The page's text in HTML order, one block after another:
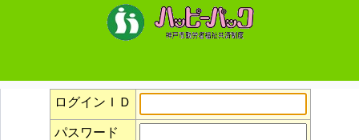
ログインＩＤ
パスワード